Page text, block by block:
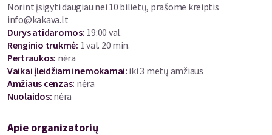
tragikomiškų siužeto posūkių jo pasakojamoje istorijoje – nė
kiek ne mažiau. Prisimindamas sūnaus vaikystės išdaigas
šiandien jis sprendžia jau visiškai kitokio „kalibro“ dilemas: kaip
iškrapštyti savo atžalą iš namų ir paversti jį normaliai
funkcionuojančia visuomenės ląstele“ – su padoriu darbu ir
mergina greta.
Išradinga komedija provokuoja spektaklį jau spėjusiu išgarsinti
tėvystę ir kartų konfliktuose visuomet randa optimizmo grūdą.
Norint įsigyti daugiau nei 10 bilietų, prašome kreiptis
info@kakava.lt
Durys atidaromos: 19:00 val.
Renginio trukmė: 1 val. 20 min.
Pertraukos: nėra
Vaikai įleidžiami nemokamai: iki 3 metų amžiaus
Amžiaus cenzas: nėra
Nuolaidos: nėra
Apie organizatorių